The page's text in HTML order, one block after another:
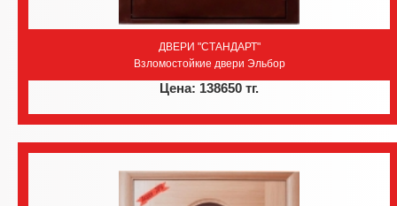
ДВЕРИ "СТАНДАРТ"
Взломостойкие двери Эльбор
Цена: 138650 тг.